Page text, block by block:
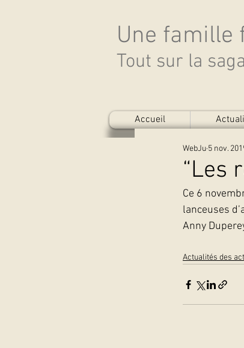
Une famille
Tout sur la
Accueil
“Les
WebJu 5 nov.
Ce 6
lanceuses
Anny
Actualités des